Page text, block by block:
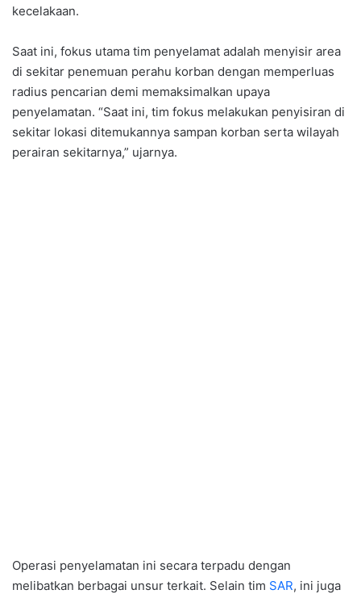
kecelakaan.
Saat ini, fokus utama tim penyelamat adalah menyisir area
di sekitar penemuan perahu korban dengan memperluas
radius pencarian demi memaksimalkan upaya
penyelamatan. “Saat ini, tim fokus melakukan penyisiran di
sekitar lokasi ditemukannya sampan korban serta wilayah
perairan sekitarnya,” ujarnya.
Operasi penyelamatan ini secara terpadu dengan
melibatkan berbagai unsur terkait. Selain tim SAR, ini juga